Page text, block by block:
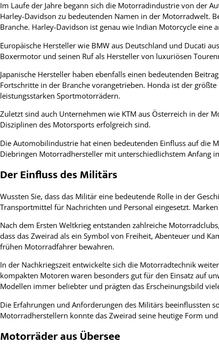
Im Laufe der Jahre begann sich die Motorradindustrie von der
Harley-Davidson zu bedeutenden Namen in der Motorradwelt.
Branche. Harley-Davidson ist genau wie Indian Motorcycle
Europäische Hersteller wie BMW aus Deutschland und Ducati
Boxermotor und seinen Ruf als Hersteller von luxuriösen
Japanische Hersteller haben ebenfalls einen bedeutenden
Fortschritte in der Branche vorangetrieben. Honda ist der
leistungsstarken Sportmotorrädern.
Zuletzt sind auch Unternehmen wie KTM aus Österreich in der
Disziplinen des Motorsports erfolgreich sind.
Die Automobilindustrie hat einen bedeutenden Einfluss auf die
Diebringen Motorradhersteller mit unterschiedlichstem Anfang
Der Einfluss des Militärs
Wussten Sie, dass das Militär eine bedeutende Rolle in der
Transportmittel für Nachrichten und Personal eingesetzt.
Nach dem Ersten Weltkrieg entstanden zahlreiche
dass das Zweirad als ein Symbol von Freiheit, Abenteuer und
frühen Motorradfahrer bewahren.
In der Nachkriegszeit entwickelte sich die Motorradtechnik
kompakten Motoren waren besonders gut für den Einsatz auf
Modellen immer beliebter und prägten das Erscheinungsbild
Die Erfahrungen und Anforderungen des Militärs beeinflussten
Motorradherstellern konnte das Zweirad seine heutige Form
Motorräder aus Übersee